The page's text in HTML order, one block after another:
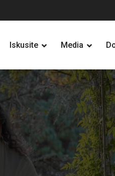
Iskusite Media